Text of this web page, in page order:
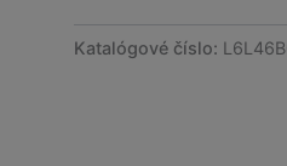
Katalógové číslo: